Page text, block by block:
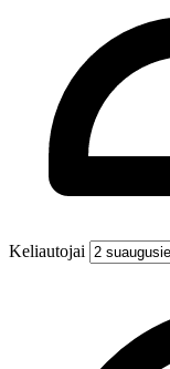
Keliautojai